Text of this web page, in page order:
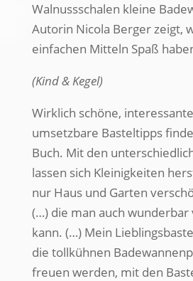
Walnussschalen kleine
Autorin Nicola Berger zeigt,
einfachen Mitteln Spaß
(Kind & Kegel)
Wirklich schöne,
umsetzbare Basteltipps
Buch. Mit den
lassen sich Kleinigkeiten
nur Haus und Garten
(…) die man auch wunderbar
kann. (…) Mein
die tollkühnen
freuen werden, mit den